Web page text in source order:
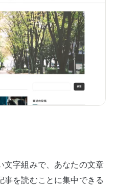
文字組みで、あなたの文章
事を読むことに集中できる